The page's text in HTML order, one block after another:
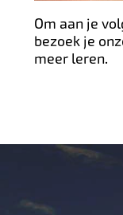
Om aan je
bezoek je
meer leren.